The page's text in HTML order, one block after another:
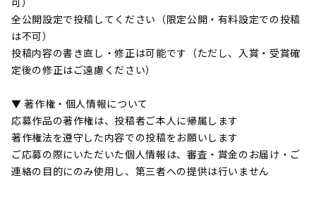
全公開設定で投稿してください（限定公開・有料設定での投稿
は不可）
投稿内容の書き直し・修正は可能です（ただし、入賞・受賞確
定後の修正はご遠慮ください）
▼ 著作権・個人情報について
応募作品の著作権は、投稿者ご本人に帰属します
著作権法を遵守した内容での投稿をお願いします
ご応募の際にいただいた個人情報は、審査・賞金のお届け・ご
連絡の目的にのみ使用し、第三者への提供は行いません